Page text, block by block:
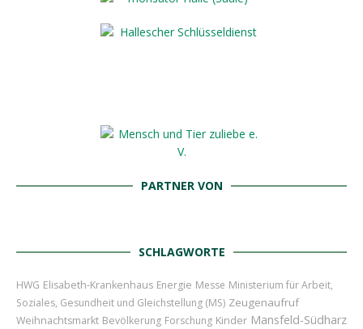
PARTNER VON
SCHLAGWORTE
HWG Elisabeth-Krankenhaus Energie Messe Ministerium für Arbeit,
Soziales, Gesundheit und Gleichstellung (MS) Zeugenaufruf
Weihnachtsmarkt Bevölkerung Forschung Kinder Mansfeld-Südharz